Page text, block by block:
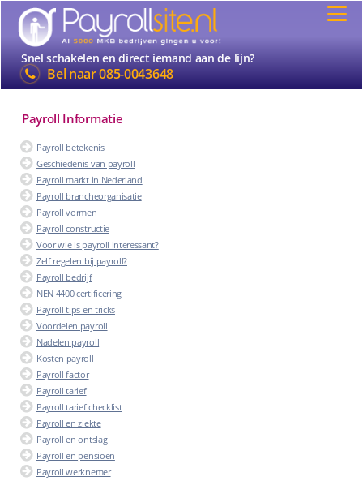
Snel schakelen en direct iemand aan de lijn?
Bel naar085-0043648
Payroll Informatie
Payroll betekenis
Geschiedenis van payroll
Payroll markt in Nederland
Payroll brancheorganisatie
Payroll vormen
Payroll constructie
Voor wie is payroll interessant?
Zelf regelen bij payroll?
Payroll bedrijf
NEN 4400 certificering
Payroll tips en tricks
Voordelen payroll
Nadelen payroll
Kosten payroll
Payroll factor
Payroll tarief
Payroll tarief checklist
Payroll en ziekte
Payroll en ontslag
Payroll en pensioen
Payroll werknemer